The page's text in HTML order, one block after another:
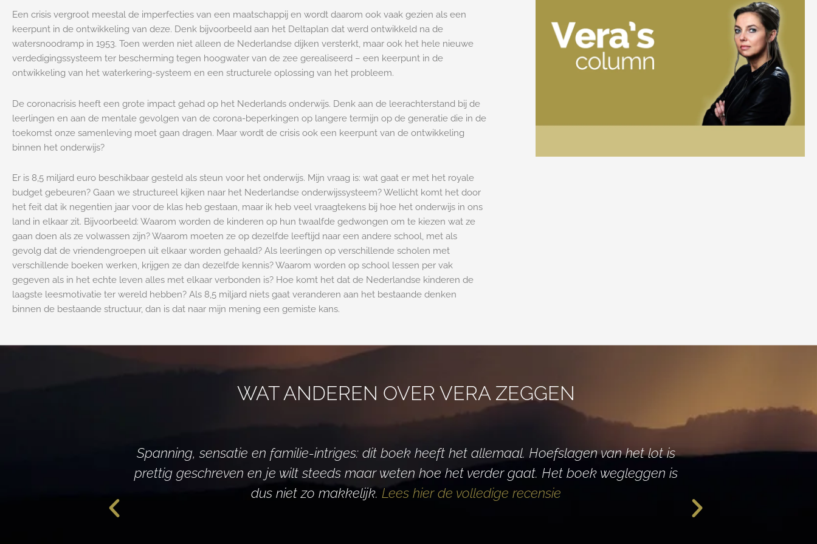
Een crisis vergroot meestal de imperfecties van een maatschappij en wordt daarom ook vaak gezien als een
keerpunt in de ontwikkeling van deze. Denk bijvoorbeeld aan het Deltaplan dat werd ontwikkeld na de
watersnoodramp in 1953. Toen werden niet alleen de Nederlandse dijken versterkt, maar ook het hele nieuwe
verdedigingssysteem ter bescherming tegen hoogwater van de zee gerealiseerd – een keerpunt in de
ontwikkeling van het waterkering-systeem en een structurele oplossing van het probleem.
De coronacrisis heeft een grote impact gehad op het Nederlands onderwijs. Denk aan de leerachterstand bij de
leerlingen en aan de mentale gevolgen van de corona-beperkingen op langere termijn op de generatie die in de
toekomst onze samenleving moet gaan dragen. Maar wordt de crisis ook een keerpunt van de ontwikkeling
binnen het onderwijs?
Er is 8,5 miljard euro beschikbaar gesteld als steun voor het onderwijs. Mijn vraag is: wat gaat er met het royale
budget gebeuren? Gaan we structureel kijken naar het Nederlandse onderwijssysteem? Wellicht komt het door
het feit dat ik negentien jaar voor de klas heb gestaan, maar ik heb veel vraagtekens bij hoe het onderwijs in ons
land in elkaar zit. Bijvoorbeeld: Waarom worden de kinderen op hun twaalfde gedwongen om te kiezen wat ze
gaan doen als ze volwassen zijn? Waarom moeten ze op dezelfde leeftijd naar een andere school, met als
gevolg dat de vriendengroepen uit elkaar worden gehaald? Als leerlingen op verschillende scholen met
verschillende boeken werken, krijgen ze dan dezelfde kennis? Waarom worden op school lessen per vak
gegeven als in het echte leven alles met elkaar verbonden is? Hoe komt het dat de Nederlandse kinderen de
laagste leesmotivatie ter wereld hebben? Als 8,5 miljard niets gaat veranderen aan het bestaande denken
binnen de bestaande structuur, dan is dat naar mijn mening een gemiste kans.
WAT ANDEREN OVER VERA ZEGGEN
Spanning, sensatie en familie-intriges: dit boek heeft het allemaal. Hoefslagen van het lot is
prettig geschreven en je wilt steeds maar weten hoe het verder gaat. Het boek wegleggen is
dus niet zo makkelijk. Lees hier de volledige recensie
Wat dit boek